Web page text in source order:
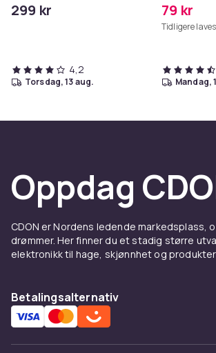
299 kr
4,2
torsdag, 13 aug.
Grå
79 kr
Tidligere
mandag,
Oppdag
CDON er Nordens ledende markedsplass,
drømmer. Her finner du et stadig større
elektronikk til hage, skjønnhet og
Betalingsalternativ